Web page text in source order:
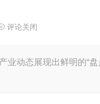
评论关闭
业动态展现出鲜明的“